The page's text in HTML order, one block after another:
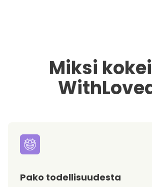
Miksi
Pako todellisuudesta